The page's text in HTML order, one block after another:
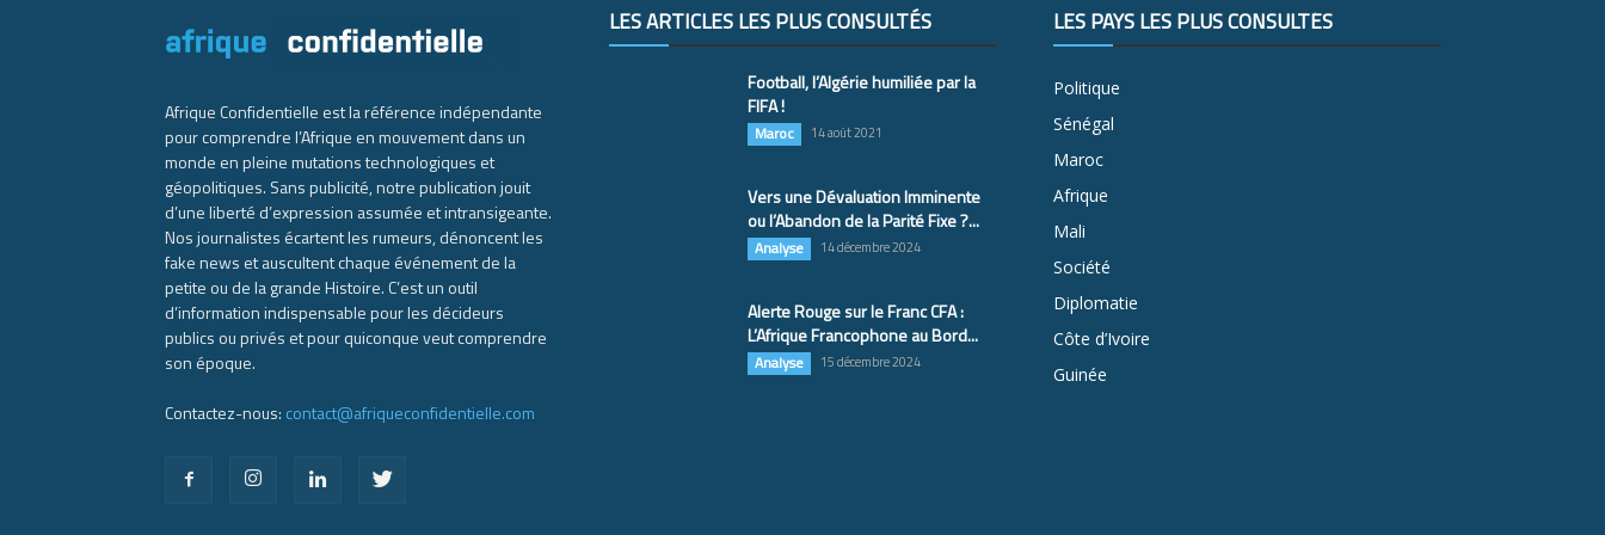
Afrique Confidentielle est la référence indépendante
pour comprendre l’Afrique en mouvement dans un
monde en pleine mutations technologiques et
géopolitiques. Sans publicité, notre publication jouit
d’une liberté d’expression assumée et intransigeante.
Nos journalistes écartent les rumeurs, dénoncent les
fake news et auscultent chaque événement de la
petite ou de la grande Histoire. C’est un outil
d’information indispensable pour les décideurs
publics ou privés et pour quiconque veut comprendre
son époque.
Contactez-nous: contact@afriqueconfidentielle.com
LES ARTICLES LES PLUS CONSULTÉS
Football, l’Algérie humiliée par la
FIFA !
Maroc 14 août 2021
Vers une Dévaluation Imminente
ou l’Abandon de la Parité Fixe ?...
Analyse 14 décembre 2024
Alerte Rouge sur le Franc CFA :
L’Afrique Francophone au Bord...
Analyse 15 décembre 2024
LES PAYS LES PLUS CONSULTÉS
Politique
Sénégal
Maroc
Afrique
Mali
Société
Diplomatie
Côte d’Ivoire
Guinée